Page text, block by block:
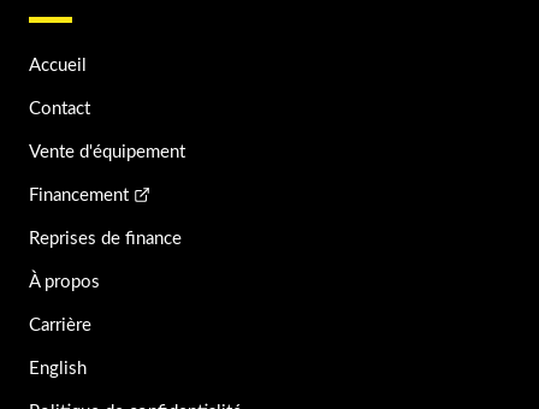
Accueil
Contact
Vente d'équipement
Financement
Reprises de finance
À propos
Carrière
English